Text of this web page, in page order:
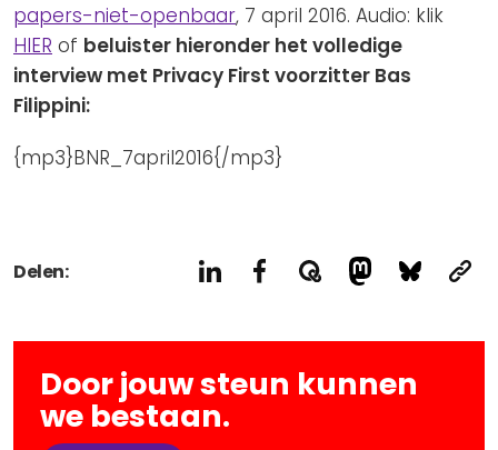
papers-niet-openbaar, 7 april 2016. Audio: klik
HIER of beluister hieronder het volledige
interview met Privacy First voorzitter Bas
Filippini:
{mp3}BNR_7april2016{/mp3}
Delen:
Door jouw steun kunnen
we bestaan.